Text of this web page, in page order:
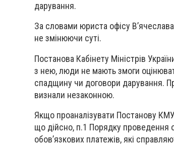
дарування.
За словами юриста офісу
не змінюючи суті.
Постанова Кабінету Міністрів
з нею, люди не мають змоги
спадщину чи договори дарування.
визнали незаконною.
Якщо проаналізувати Постанову
що дійсно, п.1 Порядку проведення
обов’язкових платежів, які